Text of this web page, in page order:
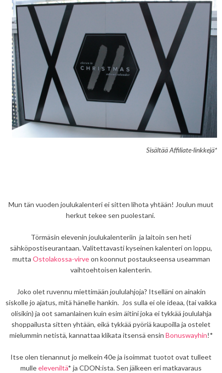
Sisältää Affiliate-linkkejä*
Mun tän vuoden joulukalenteri ei sitten lihota yhtään! Joulun muut
herkut tekee sen puolestani.
Törmäsin elevenin joulukalenteriin ja laitoin sen heti
sähköpostiseurantaan. Valitettavasti kyseinen kalenteri on loppu,
mutta Ostolakossa-virveon koonnut postaukseensa useamman
vaihtoehtoisen kalenterin.
Joko olet ruvennu miettimään joululahjoja? Itselläni on ainakin
siskolle jo ajatus, mitä hänelle hankin. Jos sulla ei ole ideaa, (tai vaikka
olisikin) ja oot samanlainen kuin esim äitini joka ei tykkää joululahja
shoppailusta sitten yhtään, eikä tykkää pyöriä kaupoilla ja ostelet
mielummin netistä, kannattaa klikata itsensä ensin Bonuswayhin!*
Itse olen tienannut jo melkein 40e ja isoimmat tuotot ovat tulleet
mulleeleveniltä* ja CDON:ista. Sen jälkeen eri matkavaraus